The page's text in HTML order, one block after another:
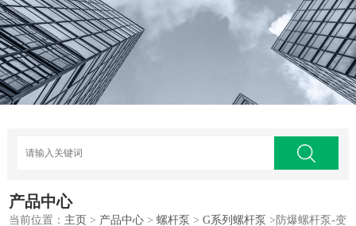
产品中心
当前位置： 主页 > 产品中心 >螺杆泵 >G系列螺杆泵 >防爆螺杆泵-变